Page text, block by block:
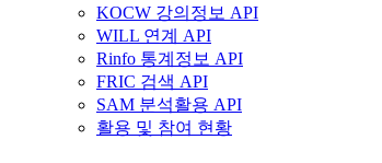
KOCW 강의정보 API
WILL 연계 API
Rinfo 통계정보 API
FRIC 검색 API
SAM 분석활용 API
활용 및 참여 현황